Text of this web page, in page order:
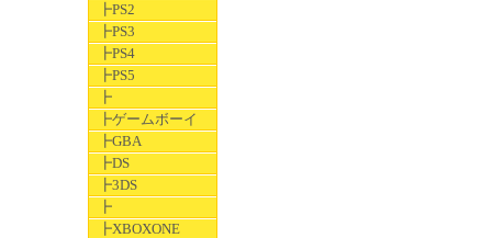
┣PS2
┣PS3
┣PS4
┣PS5
┣
┣ゲームボーイ
┣GBA
┣DS
┣3DS
┣
┣XBOXONE